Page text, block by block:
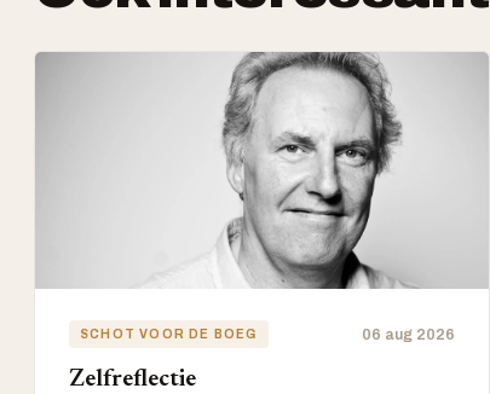
SCHOT VOOR DE BOEG 06 aug 2026
Zelfreflectie